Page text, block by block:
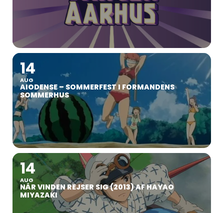
14
AUG
AIODENSE – SOMMERFEST I FORMANDENS
SOMMERHUS
14
AUG
NÅR VINDEN REJSER SIG (2013) AF HAYAO
MIYAZAKI